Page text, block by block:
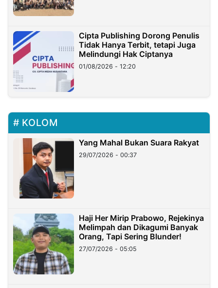
Cipta Publishing Dorong Penulis
Tidak Hanya Terbit, tetapi Juga
Melindungi Hak Ciptanya
01/08/2026 - 12:20
KOLOM
Yang Mahal Bukan Suara Rakyat
29/07/2026 - 00:37
Haji Her Mirip Prabowo, Rejekinya
Melimpah dan Dikagumi Banyak
Orang, Tapi Sering Blunder!
27/07/2026 - 05:05